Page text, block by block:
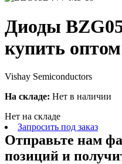
Диоды
купить оптом
Vishay Semiconductors
На складе: Нет в наличии
Нет на складе
Запросить под заказ
Отправьте нам
позиций и